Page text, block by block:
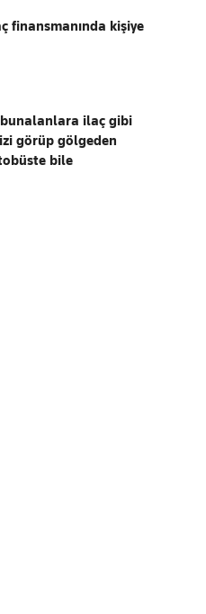
finansmanında kişiye
bunalanlara ilaç gibi
görüp gölgeden
bile